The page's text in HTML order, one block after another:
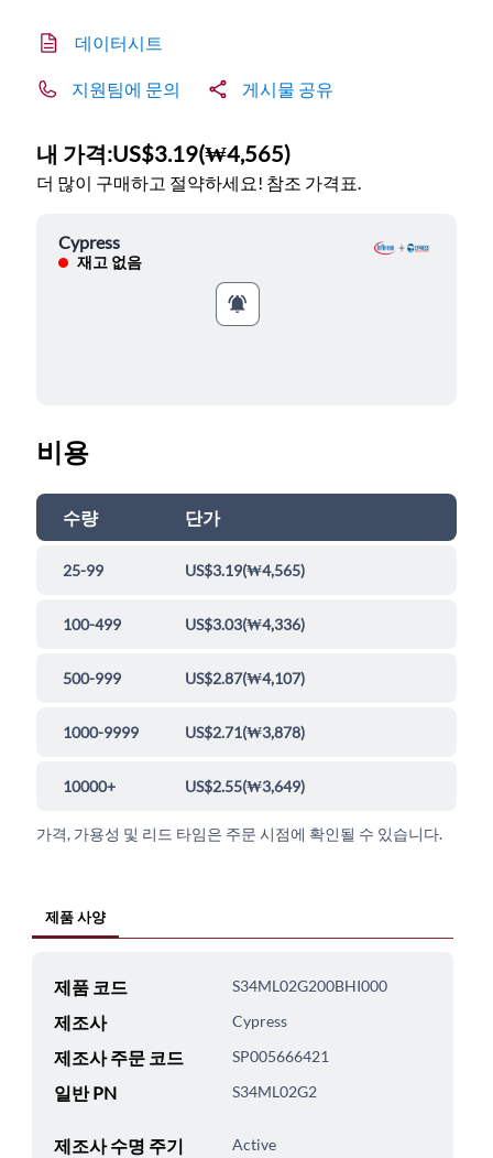
데이터시트
지원팀에 문의 게시물 공유
내 가격:US$3.19(₩4,565)
더 많이 구매하고 절약하세요! 참조 가격표.
Cypress
재고 없음
비용
수량 단가
25-99 US$3.19(₩4,565)
100-499 US$3.03(₩4,336)
500-999 US$2.87(₩4,107)
1000-9999 US$2.71(₩3,878)
10000+ US$2.55(₩3,649)
가격, 가용성 및 리드 타임은 주문 시점에 확인될 수 있습니다.
제품 사양
제품 코드 S34ML02G200BHI000
제조사 Cypress
제조사 주문 코드 SP005666421
일반 PN S34ML02G2
제조사 수명 주기 Active